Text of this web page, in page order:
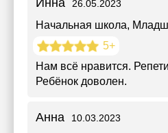
Инна 26.05.2023
Начальная школа,
5+
Нам всё нравится.
Ребёнок доволен.
Анна 10.03.2023